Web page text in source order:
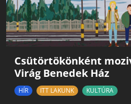
Csütörtökönként
Virág Benedek Ház
HÍR ITT LAKUNK KULTÚRA